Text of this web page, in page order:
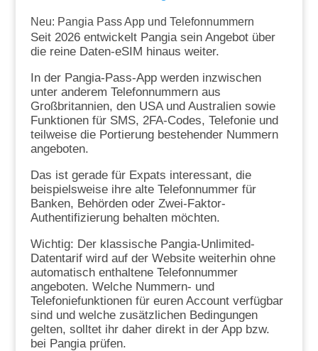
Neu: Pangia Pass App und Telefonnummern
Seit 2026 entwickelt Pangia sein Angebot über
die reine Daten-eSIM hinaus weiter.
In der Pangia-Pass-App werden inzwischen
unter anderem Telefonnummern aus
Großbritannien, den USA und Australien sowie
Funktionen für SMS, 2FA-Codes, Telefonie und
teilweise die Portierung bestehender Nummern
angeboten.
Das ist gerade für Expats interessant, die
beispielsweise ihre alte Telefonnummer für
Banken, Behörden oder Zwei-Faktor-
Authentifizierung behalten möchten.
Wichtig: Der klassische Pangia-Unlimited-
Datentarif wird auf der Website weiterhin ohne
automatisch enthaltene Telefonnummer
angeboten. Welche Nummern- und
Telefoniefunktionen für euren Account verfügbar
sind und welche zusätzlichen Bedingungen
gelten, solltet ihr daher direkt in der App bzw.
bei Pangia prüfen.